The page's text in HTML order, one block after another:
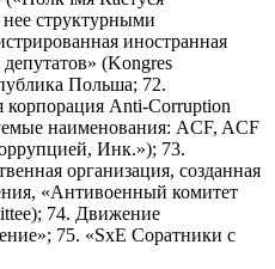
структурными
иностранная
(Kongres
Польша; 72.
корпорация Anti-Corruption
наименования: ACF, ACF
Инк.»); 73.
организация, созданная
«Антивоенный комитет
74. Движение
75. «SxE Соратники с